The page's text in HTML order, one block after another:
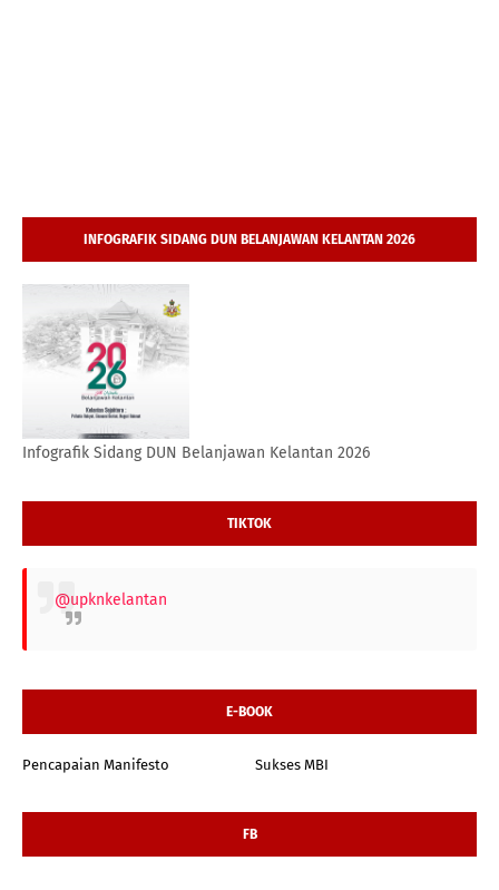
INFOGRAFIK SIDANG DUN BELANJAWAN KELANTAN 2026
Infografik Sidang DUN Belanjawan Kelantan 2026
TIKTOK
@upknkelantan
E-BOOK
Pencapaian Manifesto Sukses MBI
FB